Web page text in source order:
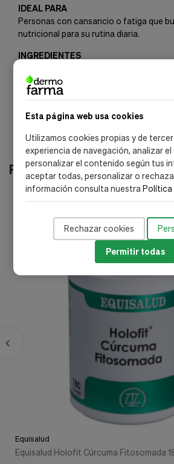
Esta página web usa cookies
Utilizamos cookies propias y de
experiencia de navegación, analizar
personalizar el contenido según tus
aceptar todas, personalizar o
información consulta nuestraPolítica
Rechazar cookies
Permitir todas
IDEAL PARA
Personas con cansancio o fatiga que
nutricional para su rutina diaria.
INGREDIENTES
Productos relacionados
Equisalud
Equisalud Holofit Cúrcuma Fitosomada